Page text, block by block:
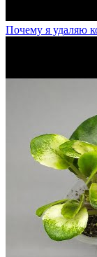
Почему я удаляю